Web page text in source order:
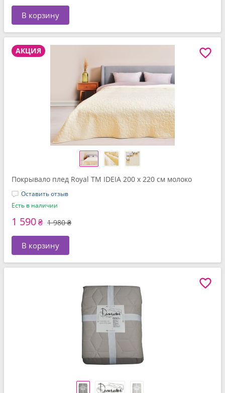
В корзину
АКЦИЯ
Покрывало плед Royal TM IDEIA 200 x 220 см молоко
Оставить отзыв
Есть в наличии
1 590₴ 1 980 ₴
В корзину